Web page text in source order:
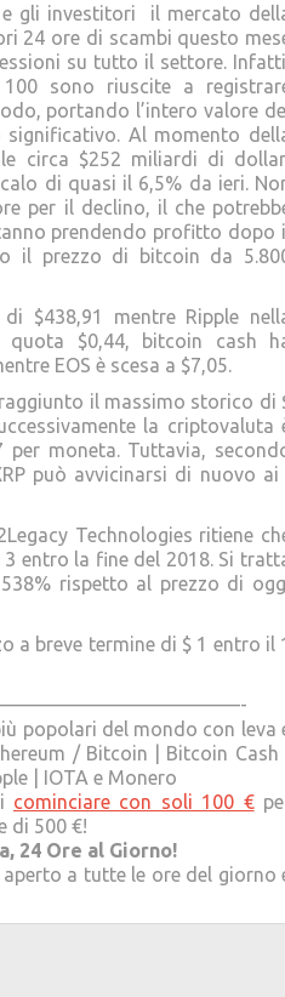
gli investitori il mercato
24 ore di scambi questo
su tutto il settore.
sono riuscite a
portando l’intero valore
Al momento
circa $252 miliardi di
di quasi il 6,5% da ieri.
per il declino, il che
prendendo profitto dopo
il prezzo di bitcoin da
$438,91 mentre Ripple
$0,44, bitcoin cash
EOS è scesa a $7,05.
il massimo storico di
la criptovaluta
per moneta. Tuttavia,
può avvicinarsi di nuovo ai
Technologies ritiene
entro la fine del 2018. Si
rispetto al prezzo di
a breve termine di $ 1 entro il
popolari del mondo con leva
/ Bitcoin | Bitcoin Cash
| IOTA e Monero
cominciare con soli 100 €
di 500 €!
24 Ore al Giorno!
a tutte le ore del giorno